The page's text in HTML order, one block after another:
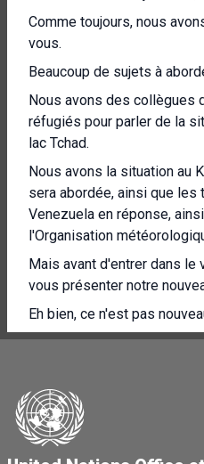
Comme toujours, nous
vous.
Beaucoup de sujets à
Nous avons des collègues
réfugiés pour parler de la
lac Tchad.
Nous avons la situation au
sera abordée, ainsi que
Venezuela en réponse,
l'Organisation
Mais avant d'entrer dans le
vous présenter notre
Eh bien, ce n'est pas
sommes le nouveau
Excusez-moi, QUI est là en
présenter à vous ?
Bien sûr, Christian est là